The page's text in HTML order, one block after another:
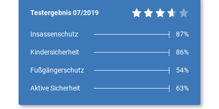
Testergebnis 07/2019
Insassenschutz 87%
Kindersicherheit 86%
Fußgängerschutz 54%
Aktive Sicherheit 63%